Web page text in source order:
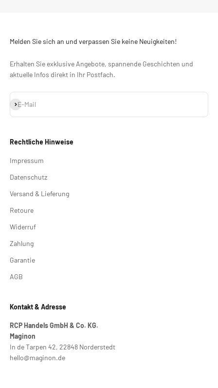
Melden Sie sich an und verpassen Sie keine Neuigkeiten!
Erhalten Sie exklusive Angebote, spannende Geschichten und
aktuelle Infos direkt in Ihr Postfach.
E-Mail
Abonnieren
Rechtliche Hinweise
Impressum
Datenschutz
Versand & Lieferung
Retoure
Widerruf
Zahlung
Garantie
AGB
Kontakt & Adresse
RCP Handels GmbH & Co. KG.
Maginon
In de Tarpen 42, 22848 Norderstedt
hello@maginon.de